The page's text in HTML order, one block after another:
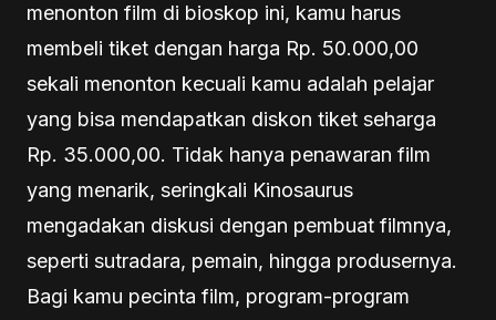
menonton film di bioskop ini, kamu harus
membeli tiket dengan harga Rp. 50.000,00
sekali menonton kecuali kamu adalah pelajar
yang bisa mendapatkan diskon tiket seharga
Rp. 35.000,00. Tidak hanya penawaran film
yang menarik, seringkali Kinosaurus
mengadakan diskusi dengan pembuat filmnya,
seperti sutradara, pemain, hingga produsernya.
Bagi kamu pecinta film, program-program